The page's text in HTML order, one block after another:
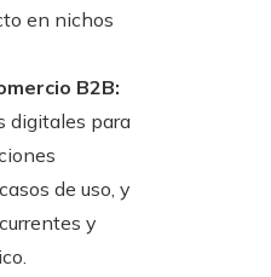
en nichos
B2B:
digitales para
de uso, y
y